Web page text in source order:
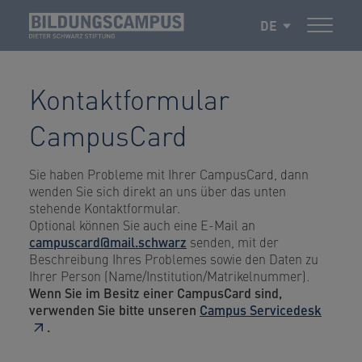
DE
Kontaktformular
CampusCard
Sie haben Probleme mit Ihrer CampusCard, dann
wenden Sie sich direkt an uns über das unten
stehende Kontaktformular.
Optional können Sie auch eine E-Mail an
campuscard@mail.schwarz senden, mit der
Beschreibung Ihres Problemes sowie den Daten zu
Ihrer Person (Name/Institution/Matrikelnummer).
Wenn Sie im Besitz einer CampusCard sind,
verwenden Sie bitte unseren Campus Servicedesk
.